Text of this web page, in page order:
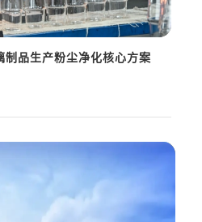
品生产粉尘净化核心方案